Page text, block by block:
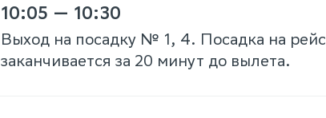
10:05 — 10:30
Выход на посадку № 1, 4. Посадка на рейс
заканчивается за 20 минут до вылета.